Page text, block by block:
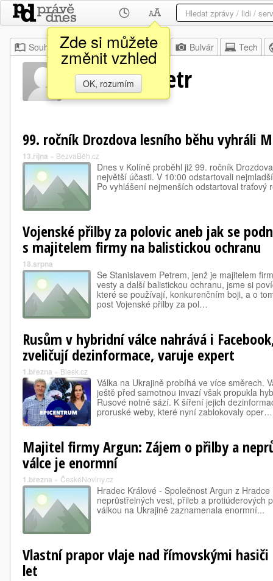
Zde si můžete
změnit vzhled
OK, rozumím
Souhrn Moje Z domova Bulvár Tech
Stanislav Petr
99. ročník Drozdova lesního běhu vyhráli
13.října » BezvaBěh.cz
Dnes v Kolíně proběhl již 99. ročník
největší účasti. V 10:00 odstartovali
Po vyhlášení nejmenších odstartoval traťový
Vojenské přilby za polovic aneb jak se
s majitelem firmy na balistickou ochranu
18.srpna
Se Stanislavem Petrem, jenž je majitelem
vesty a další balistickou ochranu, jsme si
které se používají, konkurenčním boji, a o
post Vojenské přilby za pol…
Rusům v hybridní válce nahrává i
zveličují dezinformace, varuje expert
1.března » Blesk.cz
Válka na Ukrajině probíhá ve více směrech.
ještě před samotnou invazí však propukla
Rusové notně sází. K šíření jejich
proruské weby, které nyní zablokovaly oper…
Majitel firmy Argun: Zájem o přilby a
válce je enormní
1.března » ČeskéNoviny.cz
Hradec Králové - Společnost Argun z
neprůstřelných vest, přileb a protiúderových
válkou na Ukrajině zaznamenala enormní...
Vlastní prapor vlaje nad římovskými
let